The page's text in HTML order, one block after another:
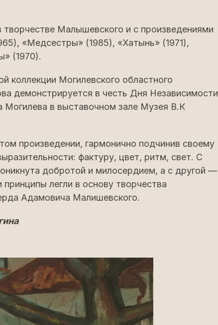
творчестве Малышевского и с произведениями
«Медсестры» (1985), «Хатынь» (1971),
(1970).
Могилевского областного
демонстрируется в честь Дня Независимости
Могилева в выставочном зале Музея В.К
произведении, гармонично подчинив своему
фактуру, цвет, ритм, свет. С
добротой и милосердием, а с другой —
легли в основу творчества
Адамовича Малишевского.